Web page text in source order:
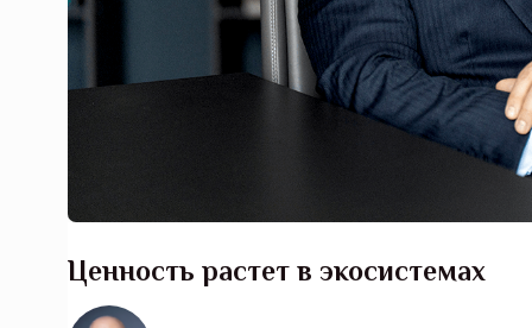
Ценность растет в экосистемах